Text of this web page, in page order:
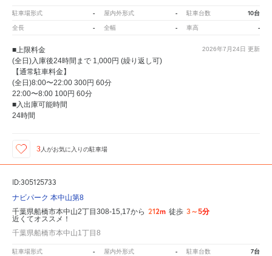
駐車場形式 - 屋内外形式 - 駐車台数 10台
全長 - 全幅 - 車高 -
2026年7月24日 更新
■上限料金
(全日)入庫後24時間まで 1,000円 (繰り返し可)
【通常駐車料金】
(全日)8:00〜22:00 300円 60分
22:00〜8:00 100円 60分
■入出庫可能時間
24時間
3 人がお気に入りの駐車場
ID:305125733
ナビパーク 本中山第8
千葉県船橋市本中山2丁目308-15,17から 212m 徒歩 3～5分
近くてオススメ！
千葉県船橋市本中山1丁目8
駐車場形式 - 屋内外形式 - 駐車台数 7台